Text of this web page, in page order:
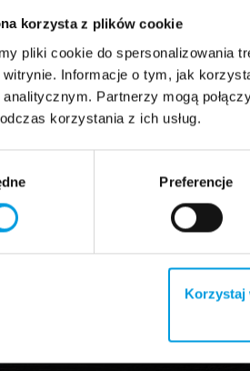
korzysta z plików cookie
pliki cookie do spersonalizowania
Informacje o tym, jak
Partnerzy mogą
korzystania z ich usług.
Preferencje
Korzystaj